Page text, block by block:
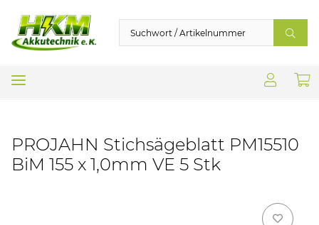
PROJAHN Stichsägeblatt PM15510
BiM 155 x 1,0mm VE 5 Stk